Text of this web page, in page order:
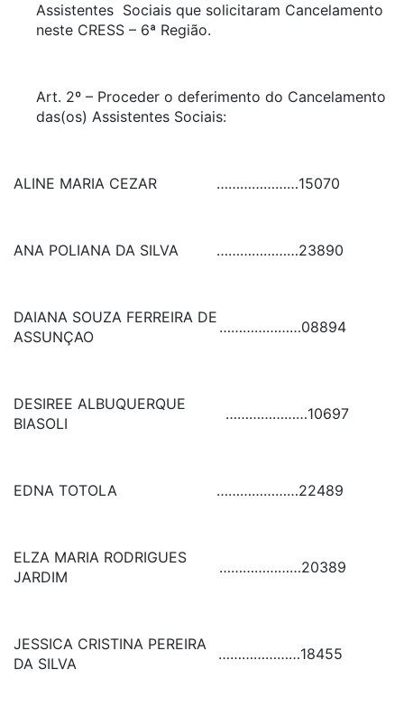
Assistentes Sociais que solicitaram Cancelamento
neste CRESS – 6ª Região.
Art. 2º – Proceder o deferimento do Cancelamento
das(os) Assistentes Sociais:
ALINE MARIA CEZAR …………………15070
ANA POLIANA DA SILVA …………………23890
DAIANA SOUZA FERREIRA DE
ASSUNÇAO
…………………08894
DESIREE ALBUQUERQUE
BIASOLI
…………………10697
EDNA TOTOLA …………………22489
ELZA MARIA RODRIGUES
JARDIM
…………………20389
JESSICA CRISTINA PEREIRA
DA SILVA
…………………18455